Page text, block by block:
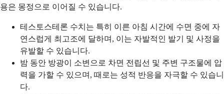
용은 몽정으로 이어질 수 있습니다.
테스토스테론 수치는 특히 이른 아침 시간에 수면 중에 자
연스럽게 최고조에 달하며, 이는 자발적인 발기 및 사정을
유발할 수 있습니다.
밤 동안 방광이 소변으로 차면 전립선 및 주변 구조물에 압
력을 가할 수 있으며, 때로는 성적 반응을 자극할 수 있습니
다.